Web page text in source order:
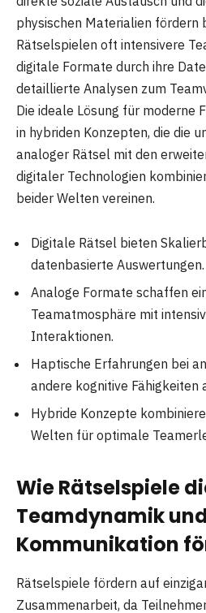
physischen Materialien fördern
Rätselspielen oft intensivere
digitale Formate durch ihre
detaillierte Analysen zum
Die ideale Lösung für moderne
in hybriden Konzepten, die die
analoger Rätsel mit den
digitaler Technologien
beider Welten vereinen.
Digitale Rätsel bieten
datenbasierte Auswertungen.
Analoge Formate schaffen
Teamatmosphäre mit
Interaktionen.
Haptische Erfahrungen bei
andere kognitive Fähigkeiten
Hybride Konzepte
Welten für optimale
Wie Rätselspiele
Teamdynamik
Kommunikation
Rätselspiele fördern auf
Zusammenarbeit, da